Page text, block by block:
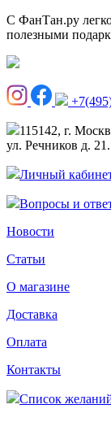
С ФанТан.ру
полезными
115142, г.
ул. Речников д. 21.
Личный
Вопросы и
Новости
Статьи
О магазине
Доставка
Оплата
Контакты
Список